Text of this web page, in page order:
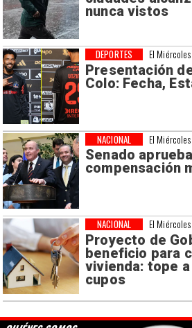
nunca vistos
El
Presentación
Colo: Fecha,
DEPORTES
El
Senado
compensación
NACIONAL
El
Proyecto de
beneficio para
vivienda: tope a
cupos
NACIONAL